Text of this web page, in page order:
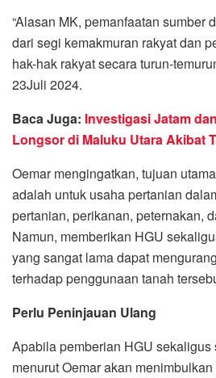
“Alasan MK, pemanfaatan sumber
dari segi kemakmuran rakyat dan
hak-hak rakyat secara turun-
23Juli 2024.
Baca Juga: Investigasi Jatam
Longsor di Maluku Utara Akibat
Oemar mengingatkan, tujuan
adalah untuk usaha pertanian
pertanian, perikanan, peternakan,
Namun, memberikan HGU
yang sangat lama dapat
terhadap penggunaan tanah
Perlu Peninjauan Ulang
Apabila pemberian HGU sekaligus
menurut Oemar akan